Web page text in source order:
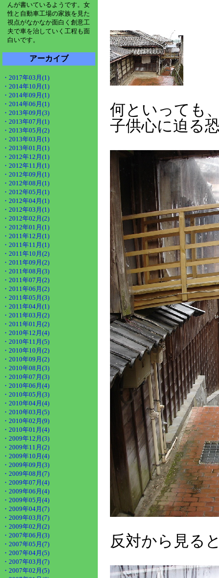
んが書いているようです。女
性と自動車工場の家族を見た
視点がなかなか面白く創意工
夫で車を治していく工程も面
白いです。
アーカイブ
・2017年03月(1)
・2014年10月(1)
・2014年09月(1)
・2014年06月(1)
・2013年09月(3)
・2013年07月(1)
・2013年05月(2)
・2013年03月(1)
・2013年01月(1)
・2012年12月(1)
・2012年11月(1)
・2012年09月(1)
・2012年08月(1)
・2012年05月(1)
・2012年04月(1)
・2012年03月(1)
・2012年02月(2)
・2012年01月(1)
・2011年12月(1)
・2011年11月(1)
・2011年10月(2)
・2011年09月(2)
・2011年08月(3)
・2011年07月(2)
・2011年06月(2)
・2011年05月(3)
・2011年04月(1)
・2011年03月(2)
・2011年01月(2)
・2010年12月(4)
・2010年11月(5)
・2010年10月(2)
・2010年09月(2)
・2010年08月(3)
・2010年07月(3)
・2010年06月(4)
・2010年05月(3)
・2010年04月(4)
・2010年03月(5)
・2010年02月(9)
・2010年01月(4)
・2009年12月(3)
・2009年11月(2)
・2009年10月(4)
・2009年09月(3)
・2009年08月(7)
・2009年07月(4)
・2009年06月(4)
・2009年05月(4)
・2009年04月(7)
・2009年03月(7)
・2009年02月(2)
・2007年06月(3)
・2007年05月(7)
・2007年04月(5)
・2007年03月(7)
・2007年02月(5)
何といっても
子供心に迫る
反対から見る